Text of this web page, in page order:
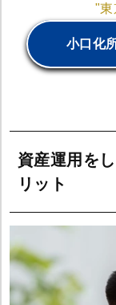
"東
小口化
資産運用を
リット